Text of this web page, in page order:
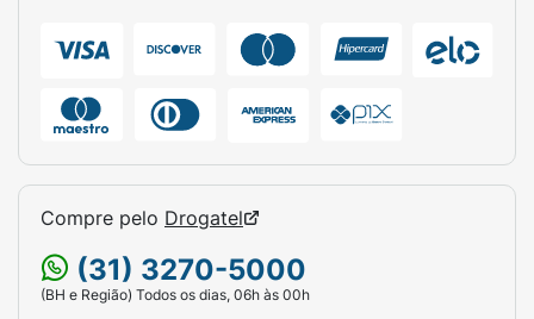
substituem o alimento completo e balanceado.
A quantidade diária oferecida não deve
ultrapassar 10% da necessidade calórica total
do animal, prevenindo assim o ganho de peso
excessivo. Mantenha sempre um bebedouro
com água limpa e fresca à disposição do seu
pet.
Ficha Técnica:
Marca: Pedigree.
Compre pelo Drogatel
(31) 3270-5000
(BH e Região) Todos os dias, 06h às 00h